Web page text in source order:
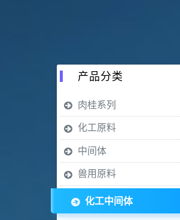
产品分类
肉桂系列
化工原料
中间体
兽用原料
化工中间体